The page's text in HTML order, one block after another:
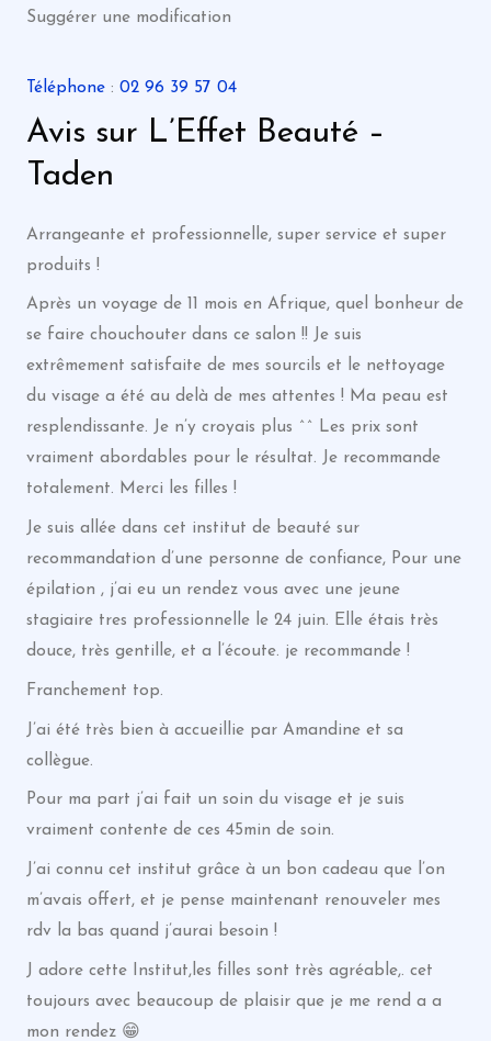
Suggérer une modification
Téléphone: 02 96 39 57 04
Avis sur L’Effet Beauté –
Taden
Arrangeante et professionnelle, super service et super
produits !
Après un voyage de 11 mois en Afrique, quel bonheur de
se faire chouchouter dans ce salon !! Je suis
extrêmement satisfaite de mes sourcils et le nettoyage
du visage a été au delà de mes attentes ! Ma peau est
resplendissante. Je n’y croyais plus ^^ Les prix sont
vraiment abordables pour le résultat. Je recommande
totalement. Merci les filles !
Je suis allée dans cet institut de beauté sur
recommandation d’une personne de confiance, Pour une
épilation , j’ai eu un rendez vous avec une jeune
stagiaire tres professionnelle le 24 juin. Elle étais très
douce, très gentille, et a l’écoute. je recommande !
Franchement top.
J’ai été très bien à accueillie par Amandine et sa
collègue.
Pour ma part j’ai fait un soin du visage et je suis
vraiment contente de ces 45min de soin.
J’ai connu cet institut grâce à un bon cadeau que l’on
m’avais offert, et je pense maintenant renouveler mes
rdv la bas quand j’aurai besoin !
J adore cette Institut,les filles sont très agréable,. cet
toujours avec beaucoup de plaisir que je me rend a a
mon rendez 😁